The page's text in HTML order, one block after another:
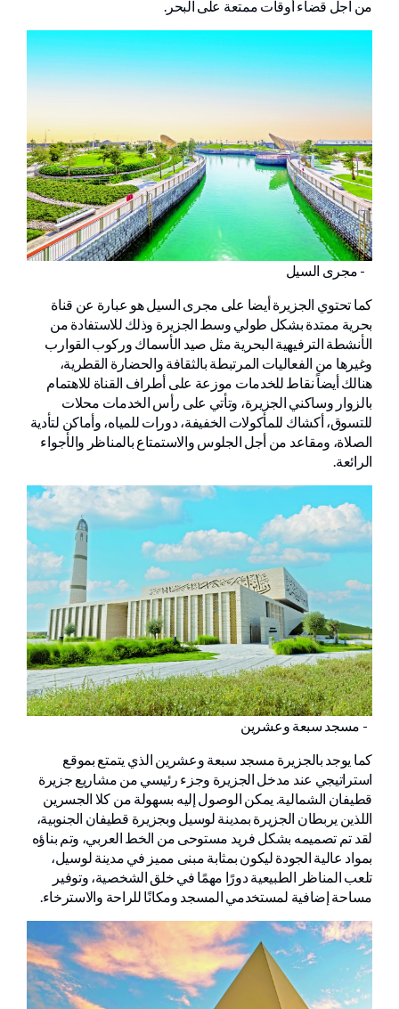
من اجل قضاء أوقات ممتعة على البحر.
- مجرى السيل
كما تحتوي الجزيرة أيضا على مجرى السيل هو عبارة عن قناة
بحرية ممتدة بشكل طولي وسط الجزيرة وذلك للاستفادة من
الأنشطة الترفيهية البحرية مثل صيد الأسماك وركوب القوارب
وغيرها من الفعاليات المرتبطة بالثقافة والحضارة القطرية،
هنالك أيضاً نقاط للخدمات موزعة على أطراف القناة للاهتمام
بالزوار وساكني الجزيرة، وتأتي على رأس الخدمات محلات
للتسوق، أكشاك للمأكولات الخفيفة، دورات للمياه، وأماكن لتأدية
الصلاة، ومقاعد من أجل الجلوس والاستمتاع بالمناظر والأجواء
الرائعة.
- مسجد سبعة وعشرين
كما يوجد بالجزيرة مسجد سبعة وعشرين الذي يتمتع بموقع
استراتيجي عند مدخل الجزيرة وجزء رئيسي من مشاريع جزيرة
قطيفان الشمالية. يمكن الوصول إليه بسهولة من كلا الجسرين
اللذين يربطان الجزيرة بمدينة لوسيل وبجزيرة قطيفان الجنوبية،
لقد تم تصميمه بشكل فريد مستوحى من الخط العربي، وتم بناؤه
بمواد عالية الجودة ليكون بمثابة مبنى مميز في مدينة لوسيل،
تلعب المناظر الطبيعية دورًا مهمًا في خلق الشخصية، وتوفير
مساحة إضافية لمستخدمي المسجد ومكانًا للراحة والاسترخاء.